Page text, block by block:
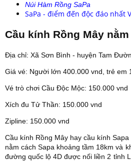
Núi Hàm Rồng SaPa
SaPa - điểm đến độc đáo nhất
Cầu kính Rồng Mây
Địa chỉ: Xã Sơn Bình - huyện Tam
Giá vé: Người lớn 400.000 vnd, trẻ em
Vé trò chơi Cầu Độc Mộc: 150.000 vnd
Xích đu Tử Thần: 150.000 vnd
Zipline: 150.000 vnd
Cầu kính Rồng Mây hay cầu kính
nằm cách Sapa khoảng tầm 18km và
đường quốc lộ 4D được nối liền 2 tỉnh